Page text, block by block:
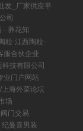
发_厂家供应平
司
- 养花知
粒-江西陶粒-
服合伙企业
技有限公司
业门户网站
上海外菜论坛
场
门交易
纪曼喜男装